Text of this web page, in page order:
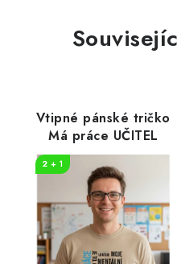
Vtipné pánské tričko
Má práce UČITEL
2 + 1